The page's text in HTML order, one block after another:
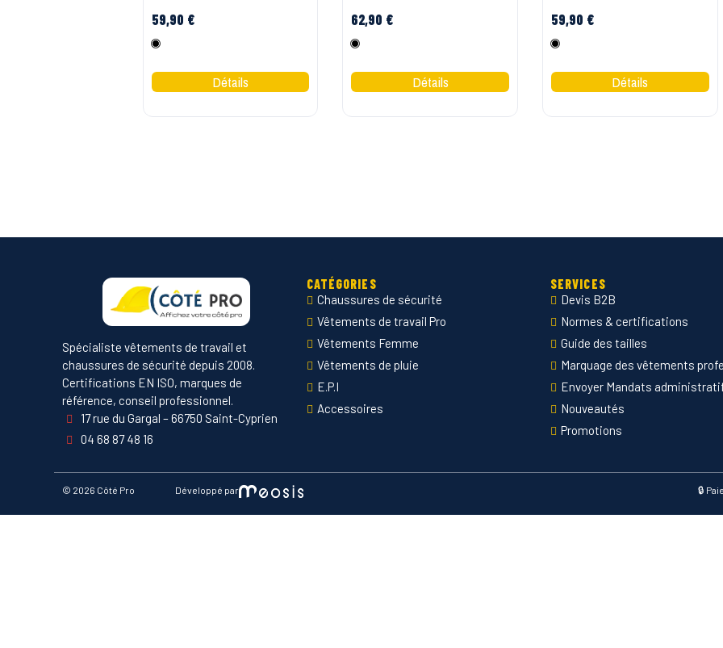
59,90 €
Noir
62,90 €
Noir
59,90 €
Noir
Spécialiste vêtements de travail et
chaussures de sécurité depuis 2008.
Certifications EN ISO, marques de
référence, conseil professionnel.
17 rue du Gargal – 66750 Saint-Cyprien
04 68 87 48 16
CATÉGORIES
Chaussures de sécurité
Vêtements de travail Pro
Vêtements Femme
Vêtements de pluie
E.P.I
Accessoires
SERVICES
Devis B2B
Normes & certifications
Guide des tailles
Marquage des vêtements
Envoyer Mandats
Nouveautés
Promotions
© 2026 Côté Pro Développé par 🔒